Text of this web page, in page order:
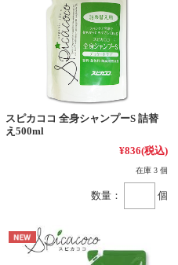
スピカココ 全身シャンプーS 詰替
え500ml
¥836(税込)
在庫 3 個
数量： 個